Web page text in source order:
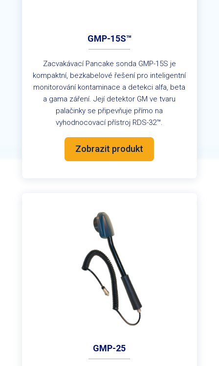
GMP-15S™
Zacvakávací Pancake sonda GMP-15S je
kompaktní, bezkabelové řešení pro inteligentní
monitorování kontaminace a detekci alfa, beta
a gama záření. Její detektor GM ve tvaru
palačinky se připevňuje přímo na
vyhodnocovací přístroj RDS-32™.
Zobrazit produkt
GMP-25